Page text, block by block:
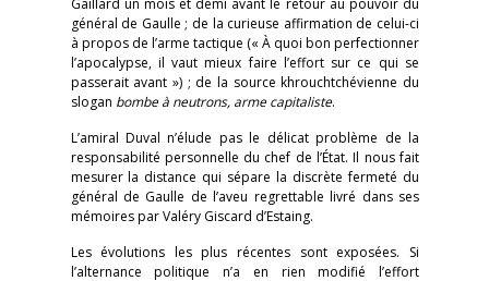
Gaillard un mois et demi avant le retour au pouvoir du
général de Gaulle ; de la curieuse affirmation de celui-ci
à propos de l’arme tactique (« À quoi bon perfectionner
l’apocalypse, il vaut mieux faire l’effort sur ce qui se
passerait avant ») ; de la source khrouchtchévienne du
slogan bombe à neutrons, arme capitaliste.
L’amiral Duval n’élude pas le délicat problème de la
responsabilité personnelle du chef de l’État. Il nous fait
mesurer la distance qui sépare la discrète fermeté du
général de Gaulle de l’aveu regrettable livré dans ses
mémoires par Valéry Giscard d’Estaing.
Les évolutions les plus récentes sont exposées. Si
l’alternance politique n’a en rien modifié l’effort